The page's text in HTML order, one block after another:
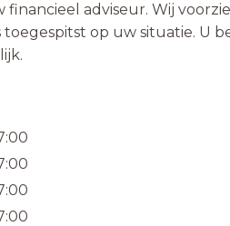
adviseur. Wij
op uw situatie. U